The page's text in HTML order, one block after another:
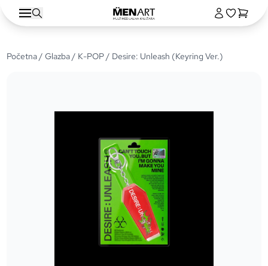
Početna/Glazba/ K-POP/ Desire: Unleash (Keyring Ver.)